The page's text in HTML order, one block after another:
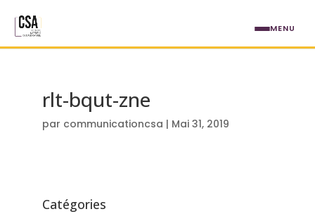
rlt-bqut-zne
par communicationcsa | Mai 31, 2019
Catégories
MENU